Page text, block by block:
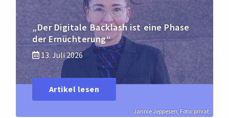
Jannie Jeppesen, Foto: privat
„Der Digitale Backlash ist eine Phase
der Ernüchterung“
13. Juli 2026
Artikel lesen